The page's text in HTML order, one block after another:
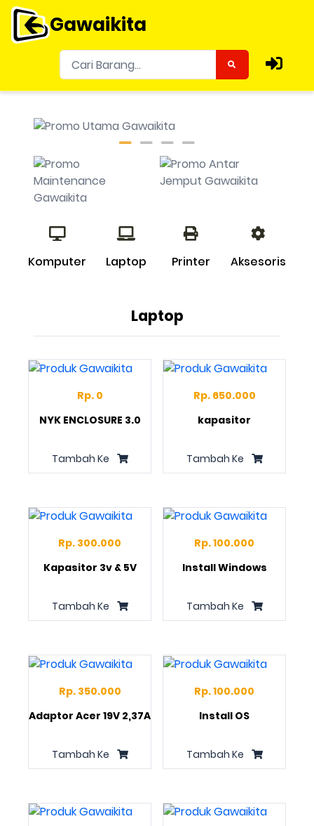
Gawaikita
Komputer Laptop Printer Aksesoris
Laptop
Rp. 0
NYK ENCLOSURE 3.0
Tambah Ke
Rp. 650.000
kapasitor
Tambah Ke
Rp. 300.000
Kapasitor 3v & 5V
Tambah Ke
Rp. 100.000
Install Windows
Tambah Ke
Rp. 350.000
Adaptor Acer 19V 2,37A
Tambah Ke
Rp. 100.000
Install OS
Tambah Ke